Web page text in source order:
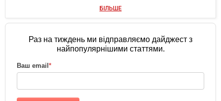
БІЛЬШЕ
Раз на тиждень ми відправляємо дайджест з
найпопулярнішими статтями.
Ваш email *